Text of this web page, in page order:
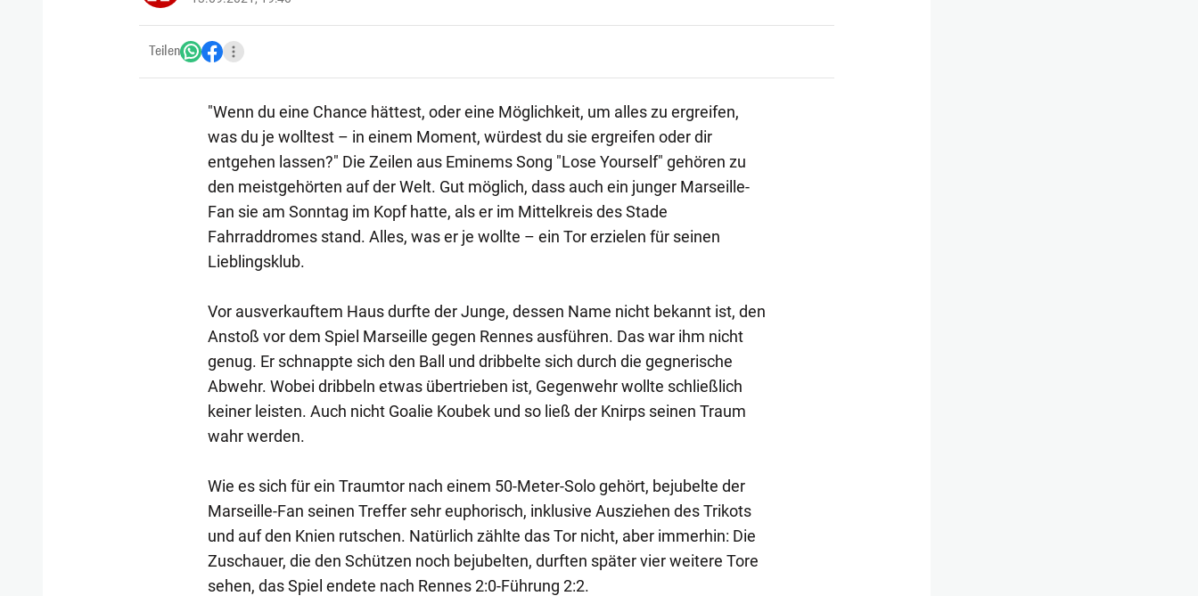
Teilen
"Wenn du eine Chance hättest, oder eine Möglichkeit, um alles zu ergreifen,
was du je wolltest – in einem Moment, würdest du sie ergreifen oder dir
entgehen lassen?" Die Zeilen aus Eminems Song "Lose Yourself" gehören zu
den meistgehörten auf der Welt. Gut möglich, dass auch ein junger Marseille-
Fan sie am Sonntag im Kopf hatte, als er im Mittelkreis des Stade
Fahrraddromes stand. Alles, was er je wollte – ein Tor erzielen für seinen
Lieblingsklub.
Vor ausverkauftem Haus durfte der Junge, dessen Name nicht bekannt ist, den
Anstoß vor dem Spiel Marseille gegen Rennes ausführen. Das war ihm nicht
genug. Er schnappte sich den Ball und dribbelte sich durch die gegnerische
Abwehr. Wobei dribbeln etwas übertrieben ist, Gegenwehr wollte schließlich
keiner leisten. Auch nicht Goalie Koubek und so ließ der Knirps seinen Traum
wahr werden.
Wie es sich für ein Traumtor nach einem 50-Meter-Solo gehört, bejubelte der
Marseille-Fan seinen Treffer sehr euphorisch, inklusive Ausziehen des Trikots
und auf den Knien rutschen. Natürlich zählte das Tor nicht, aber immerhin: Die
Zuschauer, die den Schützen noch bejubelten, durften später vier weitere Tore
sehen, das Spiel endete nach Rennes 2:0-Führung 2:2.